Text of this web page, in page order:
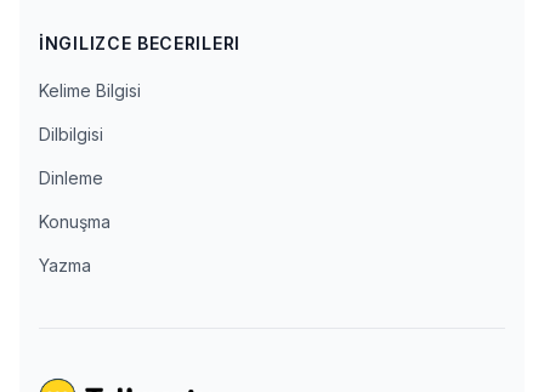
İNGILIZCE BECERILERI
Kelime Bilgisi
Dilbilgisi
Dinleme
Konuşma
Yazma